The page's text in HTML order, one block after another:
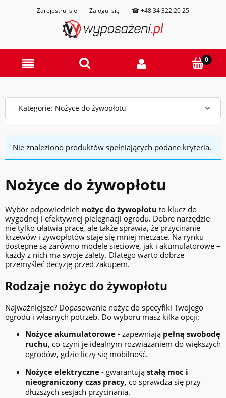
Zarejestruj się Zaloguj się ☎ +48 34 322 20 25
Kategorie: Nożyce do żywopłotu
Nie znaleziono produktów spełniających podane kryteria.
Nożyce do żywopłotu
Wybór odpowiednich nożyc do żywopłotu to klucz do
wygodnej i efektywnej pielęgnacji ogrodu. Dobre narzędzie
nie tylko ułatwia pracę, ale także sprawia, że przycinanie
krzewów i żywopłotów staje się mniej męczące. Na rynku
dostępne są zarówno modele sieciowe, jak i akumulatorowe –
każdy z nich ma swoje zalety. Dlatego warto dobrze
przemyśleć decyzję przed zakupem.
Rodzaje nożyc do żywopłotu
Najważniejsze? Dopasowanie nożyc do specyfiki Twojego
ogrodu i własnych potrzeb. Do wyboru masz kilka opcji:
Nożyce akumulatorowe - zapewniają pełną swobodę
ruchu, co czyni je idealnym rozwiązaniem do większych
ogrodów, gdzie liczy się mobilność.
Nożyce elektryczne - gwarantują stałą moc i
nieograniczony czas pracy, co sprawdza się przy
dłuższych sesjach przycinania.